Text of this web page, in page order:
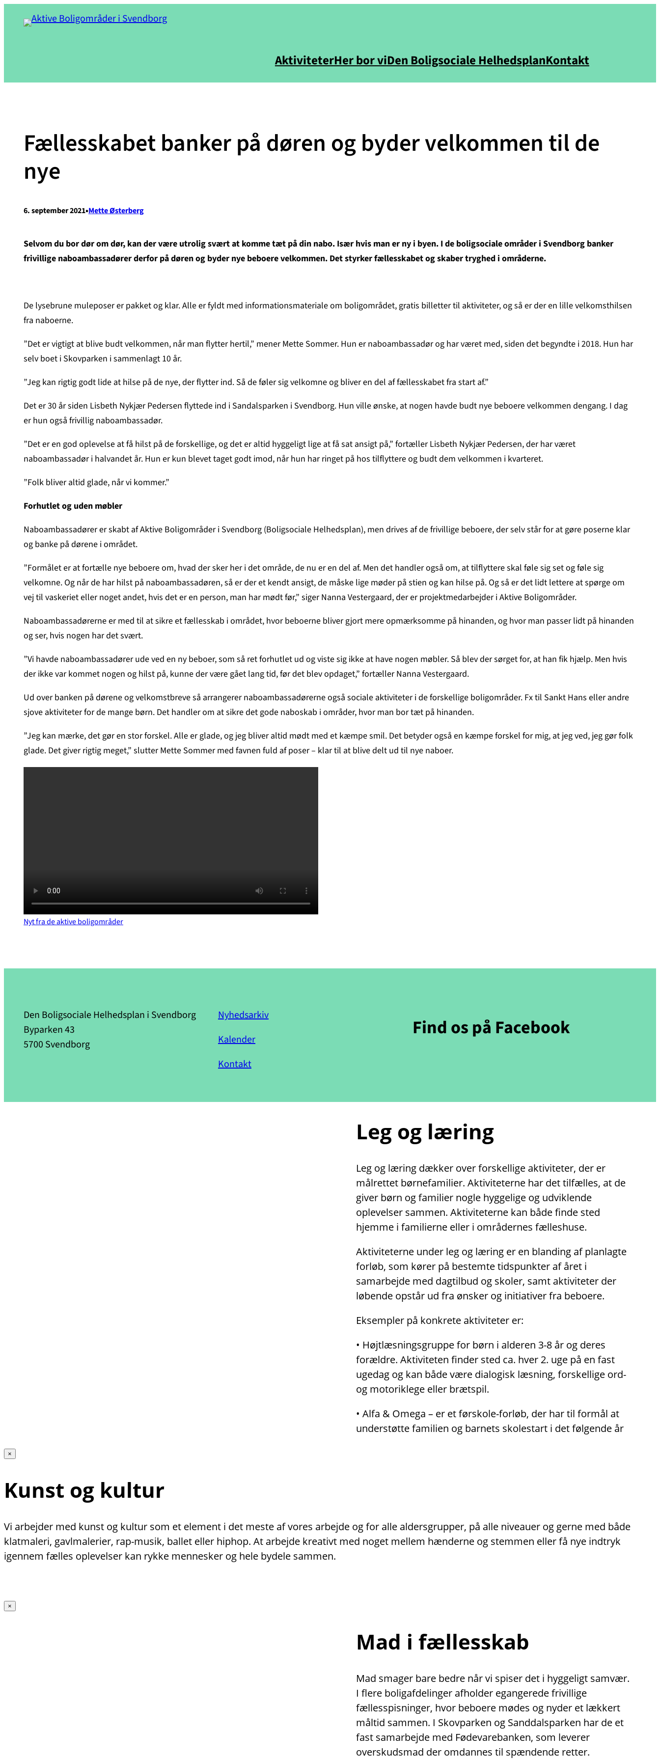
AktiviteterHer bor viDen Boligsociale HelhedsplanKontakt
Fællesskabet banker på døren og byder velkommen til de
nye
6. september 2021•Mette Østerberg
Selvom du bor dør om dør, kan der være utrolig svært at komme tæt på din nabo. Især hvis man er ny i byen. I de boligsociale områder i Svendborg banker
frivillige naboambassadører derfor på døren og byder nye beboere velkommen. Det styrker fællesskabet og skaber tryghed i områderne.
De lysebrune muleposer er pakket og klar. Alle er fyldt med informationsmateriale om boligområdet, gratis billetter til aktiviteter, og så er der en lille velkomsthilsen
fra naboerne.
”Det er vigtigt at blive budt velkommen, når man flytter hertil,” mener Mette Sommer. Hun er naboambassadør og har været med, siden det begyndte i 2018. Hun har
selv boet i Skovparken i sammenlagt 10 år.
”Jeg kan rigtig godt lide at hilse på de nye, der flytter ind. Så de føler sig velkomne og bliver en del af fællesskabet fra start af.”
Det er 30 år siden Lisbeth Nykjær Pedersen flyttede ind i Sandalsparken i Svendborg. Hun ville ønske, at nogen havde budt nye beboere velkommen dengang. I dag
er hun også frivillig naboambassadør.
”Det er en god oplevelse at få hilst på de forskellige, og det er altid hyggeligt lige at få sat ansigt på,” fortæller Lisbeth Nykjær Pedersen, der har været
naboambassadør i halvandet år. Hun er kun blevet taget godt imod, når hun har ringet på hos tilflyttere og budt dem velkommen i kvarteret.
”Folk bliver altid glade, når vi kommer.”
Forhutlet og uden møbler
Naboambassadører er skabt af Aktive Boligområder i Svendborg (Boligsociale Helhedsplan), men drives af de frivillige beboere, der selv står for at gøre poserne klar
og banke på dørene i området.
”Formålet er at fortælle nye beboere om, hvad der sker her i det område, de nu er en del af. Men det handler også om, at tilflyttere skal føle sig set og føle sig
velkomne. Og når de har hilst på naboambassadøren, så er der et kendt ansigt, de måske lige møder på stien og kan hilse på. Og så er det lidt lettere at spørge om
vej til vaskeriet eller noget andet, hvis det er en person, man har mødt før,” siger Nanna Vestergaard, der er projektmedarbejder i Aktive Boligområder.
Naboambassadørerne er med til at sikre et fællesskab i området, hvor beboerne bliver gjort mere opmærksomme på hinanden, og hvor man passer lidt på hinanden
og ser, hvis nogen har det svært.
”Vi havde naboambassadører ude ved en ny beboer, som så ret forhutlet ud og viste sig ikke at have nogen møbler. Så blev der sørget for, at han fik hjælp. Men hvis
der ikke var kommet nogen og hilst på, kunne der være gået lang tid, før det blev opdaget,” fortæller Nanna Vestergaard.
Ud over banken på dørene og velkomstbreve så arrangerer naboambassadørerne også sociale aktiviteter i de forskellige boligområder. Fx til Sankt Hans eller andre
sjove aktiviteter for de mange børn. Det handler om at sikre det gode naboskab i områder, hvor man bor tæt på hinanden.
”Jeg kan mærke, det gør en stor forskel. Alle er glade, og jeg bliver altid mødt med et kæmpe smil. Det betyder også en kæmpe forskel for mig, at jeg ved, jeg gør folk
glade. Det giver rigtig meget,” slutter Mette Sommer med favnen fuld af poser – klar til at blive delt ud til nye naboer.
Nyt fra de aktive boligområder
Den Boligsociale Helhedsplan i Svendborg
Byparken 43
5700 Svendborg
Nyhedsarkiv
Kalender
Kontakt
Find os på Facebook
Leg og læring
Leg og læring dækker over forskellige aktiviteter, der er
målrettet børnefamilier. Aktiviteterne har det tilfælles, at de
giver børn og familier nogle hyggelige og udviklende
oplevelser sammen. Aktiviteterne kan både finde sted
hjemme i familierne eller i områdernes fælleshuse.
Aktiviteterne under leg og læring er en blanding af planlagte
forløb, som kører på bestemte tidspunkter af året i
samarbejde med dagtilbud og skoler, samt aktiviteter der
løbende opstår ud fra ønsker og initiativer fra beboere.
Eksempler på konkrete aktiviteter er:
• Højtlæsningsgruppe for børn i alderen 3-8 år og deres
forældre. Aktiviteten finder sted ca. hver 2. uge på en fast
ugedag og kan både være dialogisk læsning, forskellige ord-
og motoriklege eller brætspil.
• Alfa & Omega – er et førskole-forløb, der har til formål at
understøtte familien og barnets skolestart i det følgende år
×
Kunst og kultur
Vi arbejder med kunst og kultur som et element i det meste af vores arbejde og for alle aldersgrupper, på alle niveauer og gerne med både
klatmaleri, gavlmalerier, rap-musik, ballet eller hiphop. At arbejde kreativt med noget mellem hænderne og stemmen eller få nye indtryk
igennem fælles oplevelser kan rykke mennesker og hele bydele sammen.
×
Mad i fællesskab
Mad smager bare bedre når vi spiser det i hyggeligt samvær.
I flere boligafdelinger afholder egangerede frivillige
fællesspisninger, hvor beboere mødes og nyder et lækkert
måltid sammen. I Skovparken og Sanddalsparken har de et
fast samarbejde med Fødevarebanken, som leverer
overskudsmad der omdannes til spændende retter.